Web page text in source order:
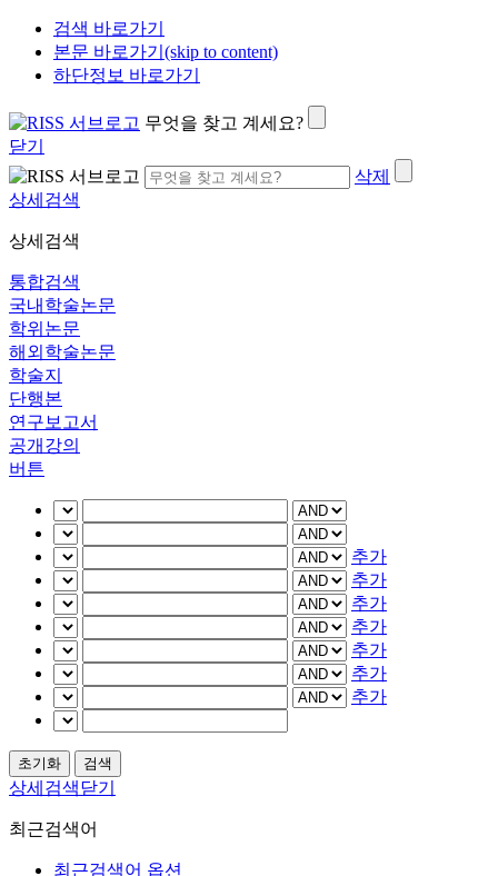
검색 바로가기
본문 바로가기(skip to content)
하단정보 바로가기
무엇을 찾고 계세요?
닫기
삭제
상세검색
상세검색
통합검색
국내학술논문
학위논문
해외학술논문
학술지
단행본
연구보고서
공개강의
버튼
추가
추가
추가
추가
추가
추가
추가
상세검색닫기
최근검색어
최근검색어 옵션